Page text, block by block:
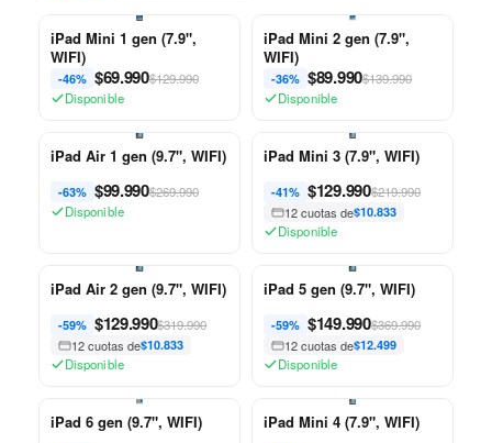
iPad Mini 1 gen (7.9",
WIFI)
-46% $69.990$129.990
Disponible
iPad Mini 2 gen (7.9",
WIFI)
-36% $89.990$139.990
Disponible
iPad Air 1 gen (9.7", WIFI)
-63% $99.990$269.990
Disponible
iPad Mini 3 (7.9", WIFI)
-41% $129.990$219.990
12 cuotas de$10.833
Disponible
iPad Air 2 gen (9.7", WIFI)
-59% $129.990$319.990
12 cuotas de$10.833
Disponible
iPad 5 gen (9.7", WIFI)
-59% $149.990$369.990
12 cuotas de$12.499
Disponible
iPad 6 gen (9.7", WIFI) iPad Mini 4 (7.9", WIFI)